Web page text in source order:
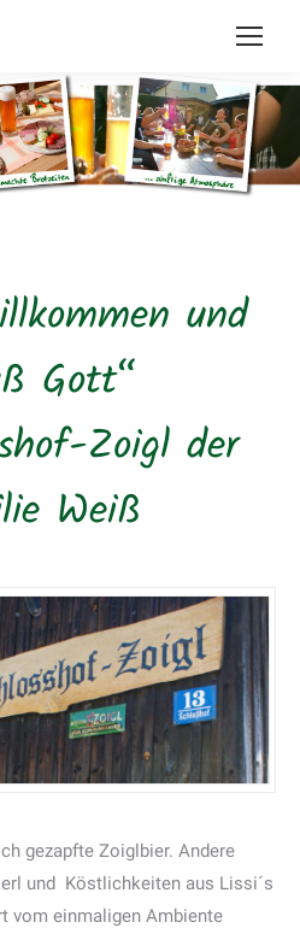
und
Gott“
Zoigl der
Weiß
gezapfte Zoiglbier. Andere
und Köstlichkeiten aus Lissi´s
vom einmaligen Ambiente